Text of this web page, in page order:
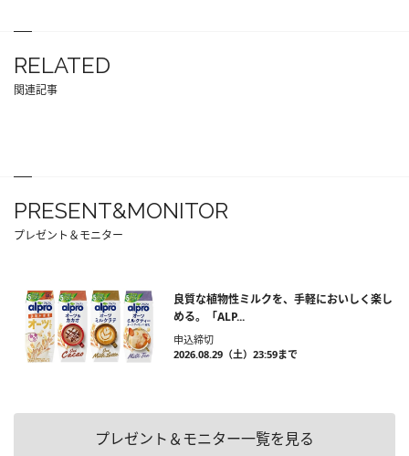
RELATED
関連記事
PRESENT&MONITOR
プレゼント＆モニター
良質な植物性ミルクを、手軽においしく楽し
める。「ALP...
申込締切
2026.08.29（土）23:59まで
プレゼント＆モニター一覧を見る